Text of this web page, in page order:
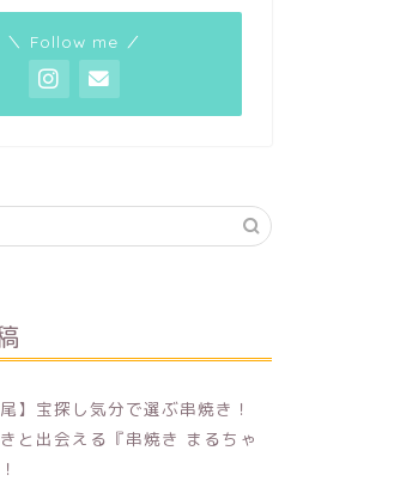
＼ Follow me ／
】宝探し気分で選ぶ串焼き！
と出会える『串焼き まるちゃ